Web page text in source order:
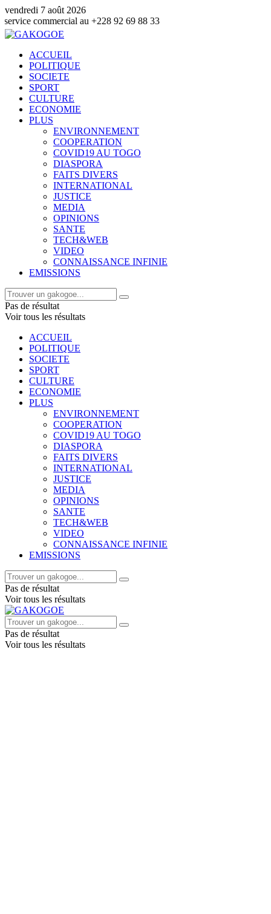
vendredi 7 août 2026
au +228 92 69 88 33
ACCUEIL
POLITIQUE
SOCIETE
SPORT
CULTURE
ECONOMIE
PLUS
ENVIRONNEMENT
COOPERATION
COVID19 AU TOGO
DIASPORA
FAITS DIVERS
INTERNATIONAL
JUSTICE
MEDIA
OPINIONS
SANTE
TECH&WEB
VIDEO
CONNAISSANCE INFINIE
EMISSIONS
Pas de résultat
Voir tous les résultats
ACCUEIL
POLITIQUE
SOCIETE
SPORT
CULTURE
ECONOMIE
PLUS
ENVIRONNEMENT
COOPERATION
COVID19 AU TOGO
DIASPORA
FAITS DIVERS
INTERNATIONAL
JUSTICE
MEDIA
OPINIONS
SANTE
TECH&WEB
VIDEO
CONNAISSANCE INFINIE
EMISSIONS
Pas de résultat
Voir tous les résultats
Pas de résultat
Voir tous les résultats